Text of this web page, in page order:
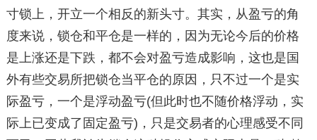
寸锁上，开立一个相反的新头寸。其实，从盈亏的角
度来说，锁仓和平仓是一样的，因为无论今后的价格
是上涨还是下跌，都不会对盈亏造成影响，这也是国
外有些交易所把锁仓当平仓的原因，只不过一个是实
际盈亏，一个是浮动盈亏(但此时也不随价格浮动，实
际上已变成了固定盈亏)，只是交易者的心理感受不同